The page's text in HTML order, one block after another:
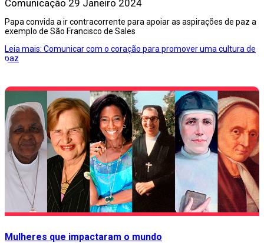
Comunicação 29 Janeiro 2024
Papa convida a ir contracorrente para apoiar as aspirações de paz a
exemplo de São Francisco de Sales
Leia mais: Comunicar com o coração para promover uma cultura de
paz
Mulheres que impactaram o mundo